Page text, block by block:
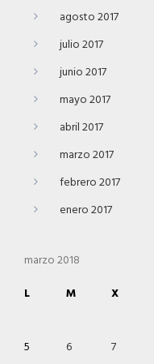
agosto 2017
julio 2017
junio 2017
mayo 2017
abril 2017
marzo 2017
febrero 2017
enero 2017
marzo 2018
L
M X
5
6 7